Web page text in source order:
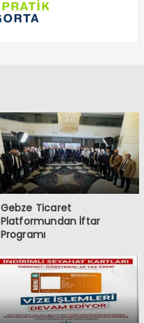
Gebze Ticaret
Platformundan İftar
Programı